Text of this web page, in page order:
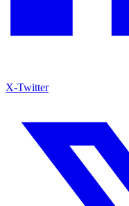
X-Twitter